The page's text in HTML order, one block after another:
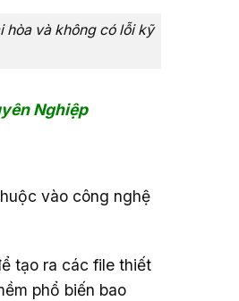
hòa và không có lỗi kỹ
Nghiệp
vào công nghệ
tạo ra các file thiết
phổ biến bao